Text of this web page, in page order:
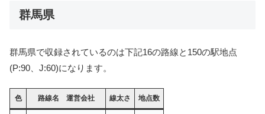
群馬県
群馬県で収録されているのは下記16の路線と150の駅地点
(P:90、J:60)になります。
色 路線名 運営会社 線太さ 地点数